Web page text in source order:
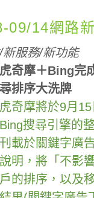
09/14網路
新服務/新功能
奇摩＋Bing完
排序大洗牌
奇摩將於9月
搜尋引擎的
載於關鍵字廣
明，將「不影
的排序，以及